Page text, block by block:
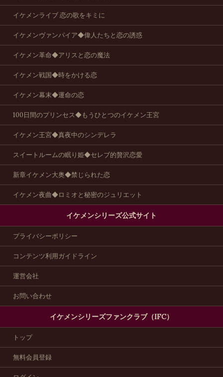
イケメンライブ 恋の歌をキミに
イケメンヴァンパイア◆偉人たちと恋の誘惑
イケメン革命◆アリスと恋の魔法
イケメン戦国◆時をかける恋
イケメン幕末◆運命の恋
100日間のプリンセス◆もうひとつのイケメン王宮
イケメン王宮◆真夜中のシンデレラ
スイートルームの眠り姫◆セレブ的贅沢恋愛
新章イケメン大奥◆禁じられた恋
イケメン夜曲◆ロミオと秘密のジュリエット
イケメンシリーズ公式サイト
プライバシーポリシー
コンテンツ利用ガイドライン
運営会社
お問い合わせ
イケメンシリーズファンクラブ（IFC）
トップ
無料会員登録